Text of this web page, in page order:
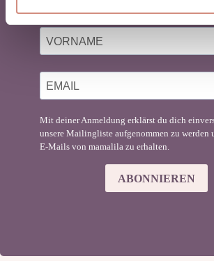
Mit deiner Anmeldung erklärst du dich
unsere Mailingliste aufgenommen zu werden
E-Mails von mamalila zu erhalten.
ABONNIEREN